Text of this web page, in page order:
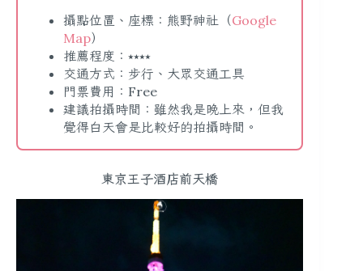
攝點位置、座標：熊野神社（Google
Map）
推薦程度：⭑⭑⭑⭑
交通方式：步行、大眾交通工具
門票費用：Free
建議拍攝時間：雖然我是晚上來，但我
覺得白天會是比較好的拍攝時間。
東京王子酒店前天橋